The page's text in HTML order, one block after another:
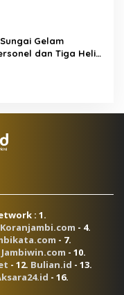
Gelam
dan Tiga Heli
: 1.
Koranjambi.com - 4.
- 7.
Jambiwin.com - 10.
- 12. Bulian.id - 13.
- 16.